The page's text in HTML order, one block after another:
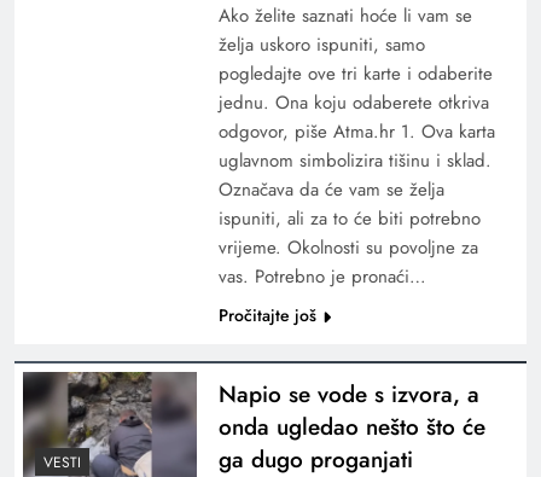
Ako želite saznati hoće li vam se
želja uskoro ispuniti, samo
pogledajte ove tri karte i odaberite
jednu. Ona koju odaberete otkriva
odgovor, piše Atma.hr 1. Ova karta
uglavnom simbolizira tišinu i sklad.
Označava da će vam se želja
ispuniti, ali za to će biti potrebno
vrijeme. Okolnosti su povoljne za
vas. Potrebno je pronaći…
Pročitajte još
VESTI
Napio se vode s izvora, a
onda ugledao nešto što će
ga dugo proganjati